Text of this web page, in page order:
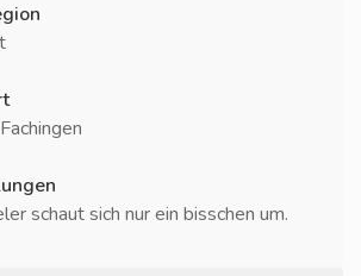
schaut sich nur ein bisschen um.